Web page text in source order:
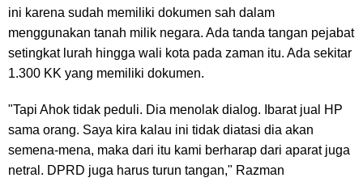
ini karena sudah memiliki dokumen sah dalam
menggunakan tanah milik negara. Ada tanda tangan pejabat
setingkat lurah hingga wali kota pada zaman itu. Ada sekitar
1.300 KK yang memiliki dokumen.
"Tapi Ahok tidak peduli. Dia menolak dialog. Ibarat jual HP
sama orang. Saya kira kalau ini tidak diatasi dia akan
semena-mena, maka dari itu kami berharap dari aparat juga
netral. DPRD juga harus turun tangan," Razman